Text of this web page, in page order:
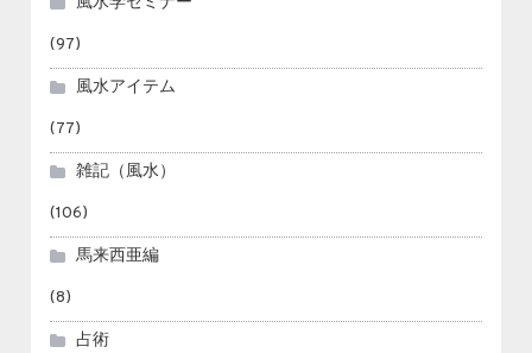
(97)
風水アイテム
(77)
雑記（風水）
(106)
馬来西亜編
(8)
占術